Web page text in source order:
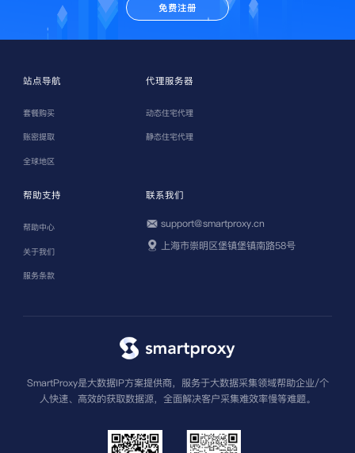
免费注册
站点导航
套餐购买
账密提取
全球地区
代理服务器
动态住宅代理
静态住宅代理
帮助支持
帮助中心
关于我们
服务条款
联系我们
support@smartproxy.cn
上海市崇明区堡镇堡镇南路58号
SmartProxy是大数据IP方案提供商，服务于大数据采集领域帮助企业/个
人快速、高效的获取数据源，全面解决客户采集难效率慢等难题。